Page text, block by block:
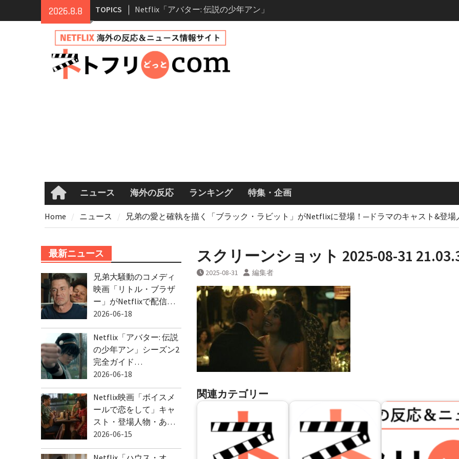
2026.8.8 TOPICS
シーズン2 完全ガイド｜キャスト・
情報
Netflix映画「ボイスメールで恋をし
て」キャスト・登場人物・あらすじ
まとめ｜ゾーイ・ドゥイッチ主演ロ
マコメ
Homeニュース 海外の反応 ランキング 特集・企画
Home ニュース 兄弟の愛と確執を描く「ブラック・ラビット」がNetflixに登場！─ドラマのキャスト&登
スクリーンショット 2025-08-31
2025-08-31 編集者
関連カテゴリー
最新ニュース
兄弟大騒動のコメディ
映画「リトル・ブラザ
ー」がNetflixで配信…
2026-06-18
Netflix「アバター: 伝説
の少年アン」シーズン2
完全ガイド…
2026-06-18
Netflix映画「ボイスメ
ールで恋をして」キャ
スト・登場人物・あ…
2026-06-15